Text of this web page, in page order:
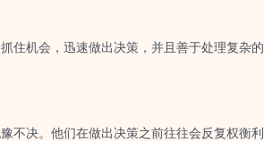
机会，迅速做出决策，并且善于处理复杂的
决。他们在做出决策之前往往会反复权衡利